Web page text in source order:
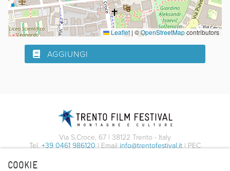
COOKIE
Leaflet | ©OpenStreetMapcontributors
AGGIUNGI
Via S.Croce, 67 | 38122 Trento - Italy
Tel. +39 0461 986120 | Email info@trentofestival.it | PEC